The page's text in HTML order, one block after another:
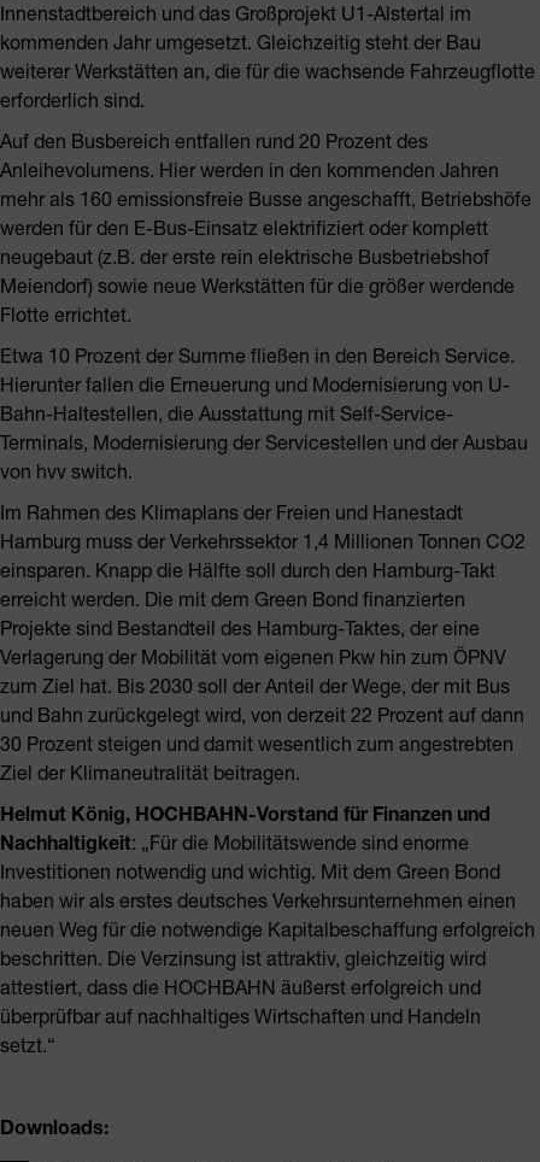
Innenstadtbereich und das Großprojekt U1-Alstertal im
kommenden Jahr umgesetzt. Gleichzeitig steht der Bau
weiterer Werkstätten an, die für die wachsende Fahrzeugflotte
erforderlich sind.
Auf den Busbereich entfallen rund 20 Prozent des
Anleihevolumens. Hier werden in den kommenden Jahren
mehr als 160 emissionsfreie Busse angeschafft, Betriebshöfe
werden für den E-Bus-Einsatz elektrifiziert oder komplett
neugebaut (z.B. der erste rein elektrische Busbetriebshof
Meiendorf) sowie neue Werkstätten für die größer werdende
Flotte errichtet.
Etwa 10 Prozent der Summe fließen in den Bereich Service.
Hierunter fallen die Erneuerung und Modernisierung von U-
Bahn-Haltestellen, die Ausstattung mit Self-Service-
Terminals, Modernisierung der Servicestellen und der Ausbau
von hvv switch.
Im Rahmen des Klimaplans der Freien und Hanestadt
Hamburg muss der Verkehrssektor 1,4 Millionen Tonnen CO2
einsparen. Knapp die Hälfte soll durch den Hamburg-Takt
erreicht werden. Die mit dem Green Bond finanzierten
Projekte sind Bestandteil des Hamburg-Taktes, der eine
Verlagerung der Mobilität vom eigenen Pkw hin zum ÖPNV
zum Ziel hat. Bis 2030 soll der Anteil der Wege, der mit Bus
und Bahn zurückgelegt wird, von derzeit 22 Prozent auf dann
30 Prozent steigen und damit wesentlich zum angestrebten
Ziel der Klimaneutralität beitragen.
Helmut König, HOCHBAHN-Vorstand für Finanzen und
Nachhaltigkeit: „Für die Mobilitätswende sind enorme
Investitionen notwendig und wichtig. Mit dem Green Bond
haben wir als erstes deutsches Verkehrsunternehmen einen
neuen Weg für die notwendige Kapitalbeschaffung erfolgreich
beschritten. Die Verzinsung ist attraktiv, gleichzeitig wird
attestiert, dass die HOCHBAHN äußerst erfolgreich und
überprüfbar auf nachhaltiges Wirtschaften und Handeln
setzt.“
Downloads: